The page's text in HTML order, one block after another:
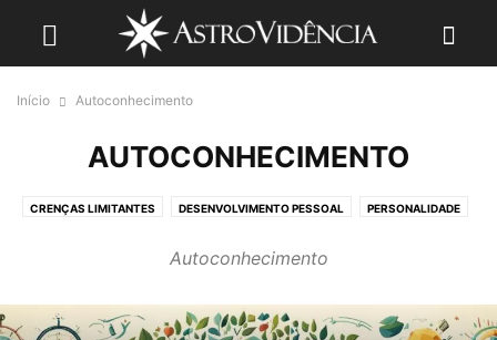
Início Autoconhecimento
AUTOCONHECIMENTO
CRENÇAS LIMITANTES DESENVOLVIMENTO PESSOAL PERSONALIDADE
Autoconhecimento